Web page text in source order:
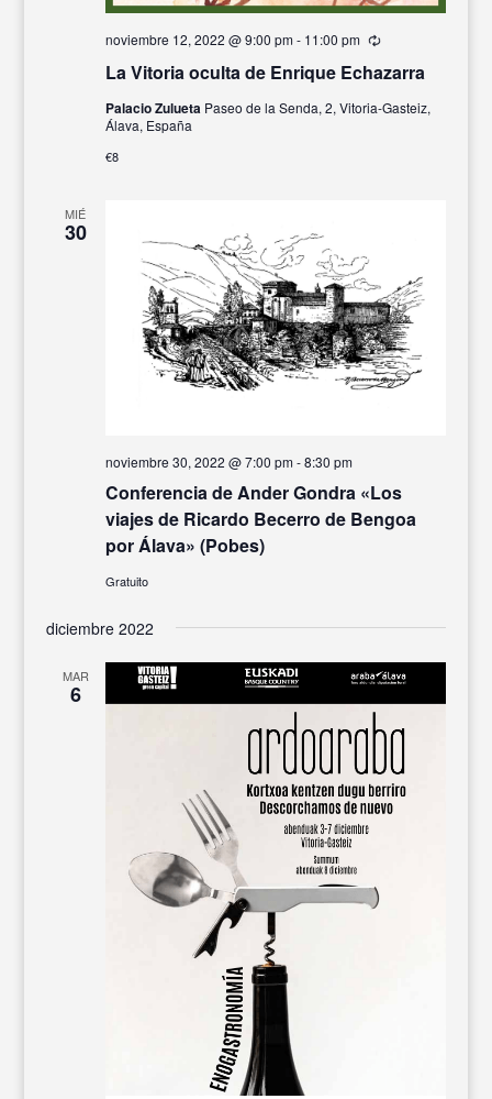
La Vitoria oculta de Enrique Echazarra
noviembre 12, 2022 @ 9:00 pm- 11:00 pm Recurrente
Palacio Zulueta Paseo de la Senda, 2, Vitoria-Gasteiz,
Álava, España
€8
MIÉ
30
Conferencia de Ander Gondra «Los
viajes de Ricardo Becerro de Bengoa
por Álava» (Pobes)
noviembre 30, 2022 @ 7:00 pm-8:30 pm
Gratuito
diciembre 2022
MAR
6